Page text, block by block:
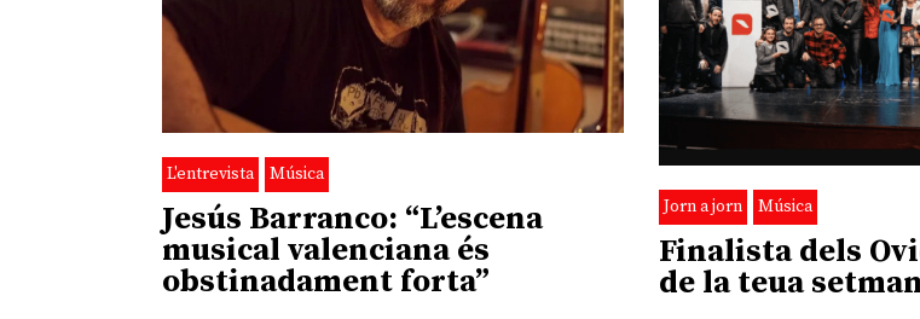
L'entrevista Música
Jesús Barranco: “L’escena
musical valenciana és
obstinadament forta”
Jorn a jorn Música
Finalista dels
de la teua